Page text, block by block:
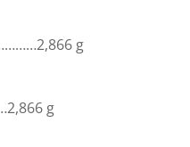
2,866 g
2,866 g